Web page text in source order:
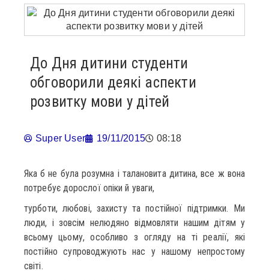
До Дня дитини студенти
обговорили деякі аспекти
розвитку мови у дітей
Super User 19/11/2015 08:18
Яка б не була розумна і талановита дитина, все ж вона
потребує дорослої опіки й уваги,
турботи, любові, захисту та постійної підтримки. Ми
люди, і зовсім нелюдяно відмовляти нашим дітям у
всьому цьому, особливо з огляду на ті реалії, які
постійно супроводжують нас у нашому непростому
світі.